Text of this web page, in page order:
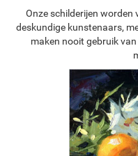
Onze schilderijen worden
deskundige kunstenaars,
maken nooit gebruik